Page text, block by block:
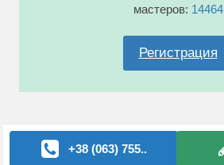
мастеров: 14464
Регистрация
+38 (063) 755..